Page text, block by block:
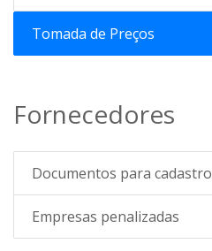
Tomada de Preços
Fornecedores
Documentos para cadastro
Empresas penalizadas